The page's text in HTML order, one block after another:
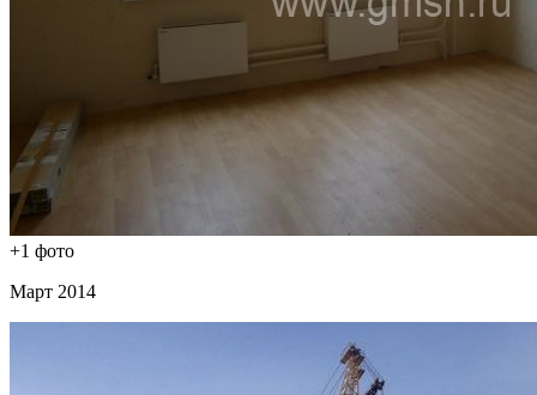
+1 фото
Март 2014